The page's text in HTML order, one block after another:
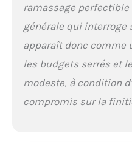
ramassage
générale qui interroge
apparaît donc comme
les budgets serrés et
modeste, à condition
compromis sur la